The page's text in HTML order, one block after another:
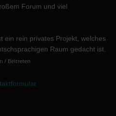
Forum und viel
ein rein privates Projekt, welches
Raum gedacht ist.
/ Beitreten